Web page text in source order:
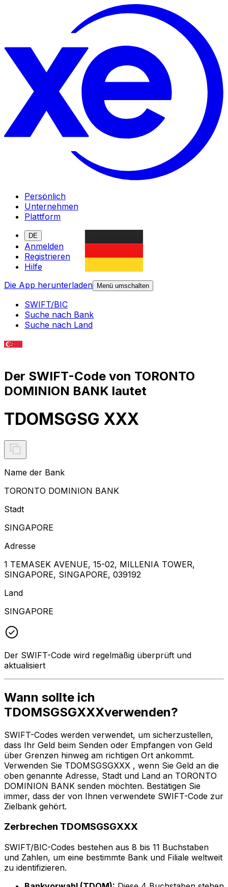
Persönlich
Unternehmen
Plattform
DE
Anmelden
Registrieren
Hilfe
Die App herunterladen
Menü umschalten
SWIFT/BIC
Suche nach Bank
Suche nach Land
Der SWIFT-Code von TORONTO
DOMINION BANK lautet
TDOMSGSG XXX
Name der Bank
TORONTO DOMINION BANK
Stadt
SINGAPORE
Adresse
1 TEMASEK AVENUE, 15-02, MILLENIA TOWER,
SINGAPORE, SINGAPORE, 039192
Land
SINGAPORE
Der SWIFT-Code wird regelmäßig überprüft und
aktualisiert
Wann sollte ich
TDOMSGSGXXXverwenden?
SWIFT-Codes werden verwendet, um sicherzustellen,
dass Ihr Geld beim Senden oder Empfangen von Geld
über Grenzen hinweg am richtigen Ort ankommt.
Verwenden Sie TDOMSGSGXXX , wenn Sie Geld an die
oben genannte Adresse, Stadt und Land an TORONTO
DOMINION BANK senden möchten. Bestätigen Sie
immer, dass der von Ihnen verwendete SWIFT-Code zur
Zielbank gehört.
Zerbrechen TDOMSGSGXXX
SWIFT/BIC-Codes bestehen aus 8 bis 11 Buchstaben
und Zahlen, um eine bestimmte Bank und Filiale weltweit
zu identifizieren.